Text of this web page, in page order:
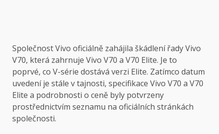
Společnost Vivo oficiálně zahájila škádlení řady Vivo
V70, která zahrnuje Vivo V70 a V70 Elite. Je to
poprvé, co V-série dostává verzi Elite. Zatímco datum
uvedení je stále v tajnosti, specifikace Vivo V70 a V70
Elite a podrobnosti o ceně byly potvrzeny
prostřednictvím seznamu na oficiálních stránkách
společnosti.